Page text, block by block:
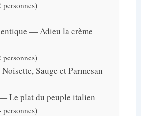
personnes)
— Adieu la crème
personnes)
Sauge et Parmesan
Le plat du peuple italien
personnes)